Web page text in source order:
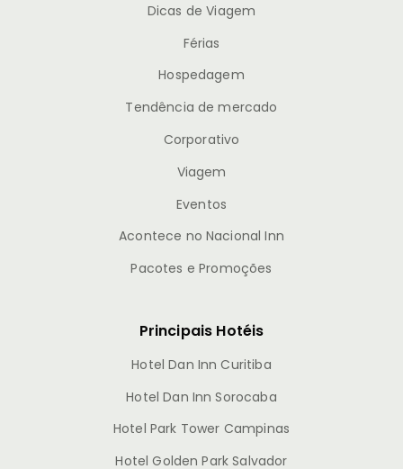
Dicas de Viagem
Férias
Hospedagem
Tendência de mercado
Corporativo
Viagem
Eventos
Acontece no Nacional Inn
Pacotes e Promoções
Principais Hotéis
Hotel Dan Inn Curitiba
Hotel Dan Inn Sorocaba
Hotel Park Tower Campinas
Hotel Golden Park Salvador